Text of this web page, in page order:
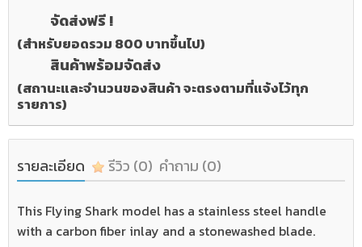
จัดส่งฟรี !
(สำหรับยอดรวม 800 บาทขึ้นไป)
สินค้าพร้อมจัดส่ง
(สถานะและจำนวนของสินค้า จะตรงตามที่แจ้งไว้ทุก
รายการ)
รายละเอียด รีวิว (0) คำถาม (0)
This Flying Shark model has a stainless steel handle
with a carbon fiber inlay and a stonewashed blade.